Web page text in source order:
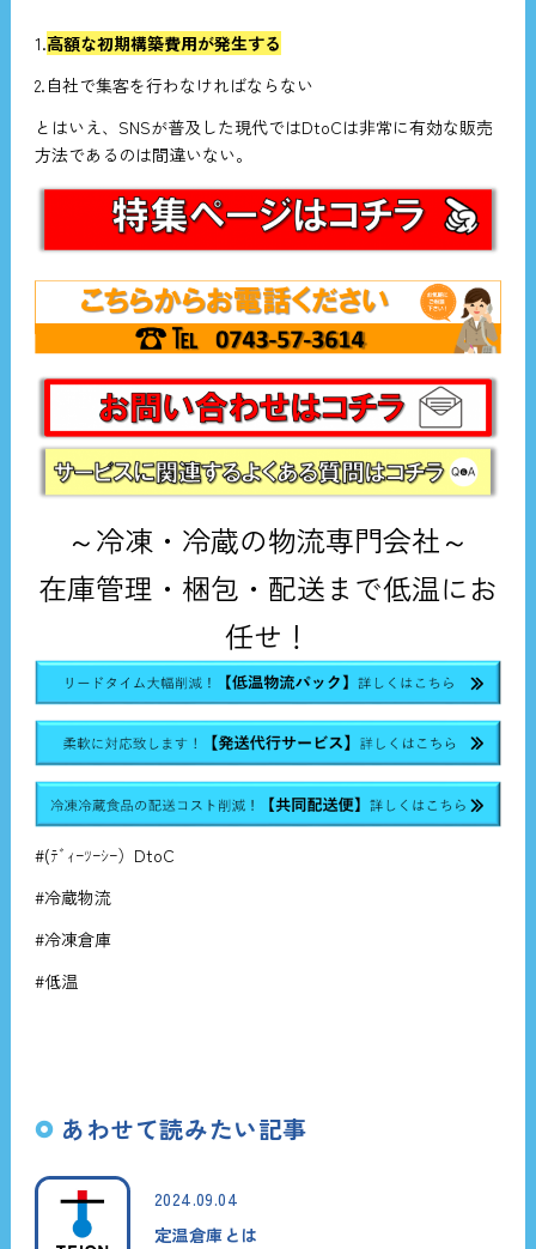
1.高額な初期構築費用が発生する
2.自社で集客を行わなければならない
とはいえ、SNSが普及した現代ではDtoCは非常に有効な販売
方法であるのは間違いない。
～冷凍・冷蔵の物流専門会社～
在庫管理・梱包・配送まで低温にお
任せ！
#(ﾃﾞｨｰﾂｰｼｰ）DtoC
#冷蔵物流
#冷凍倉庫
#低温
あわせて読みたい記事
2024.09.04
定温倉庫とは